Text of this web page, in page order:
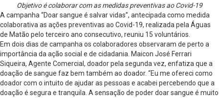
Objetivo é colaborar com as medidas preventivas ao Covid-19
A campanha “Doar sangue é salvar vidas”, antecipada como medida
colaborativa as ações preventivas ao Covid-19, realizada pela Águas
de Matão pelo terceiro ano consecutivo, reuniu 15 voluntários.
Em dois dias de campanha os colaboradores observaram de perto a
importância da ação social e de cidadania. Maicon José Ferrari
Siqueira, Agente Comercial, doador pela segunda vez, enfatiza que a
doação de sangue faz bem também ao doador. “Eu me ofereci como
doador com o intuito de ajudar as pessoas e acabei percebendo que a
doação é segura e tranquila. A sensação de poder doar sangue é muito